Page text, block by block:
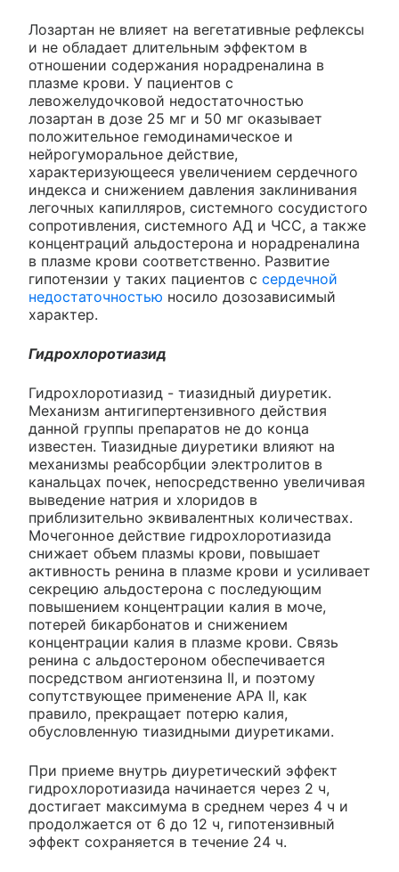
Лозартан не влияет на вегетативные рефлексы
и не обладает длительным эффектом в
отношении содержания норадреналина в
плазме крови. У пациентов с
левожелудочковой недостаточностью
лозартан в дозе 25 мг и 50 мг оказывает
положительное гемодинамическое и
нейрогуморальное действие,
характеризующееся увеличением сердечного
индекса и снижением давления заклинивания
легочных капилляров, системного сосудистого
сопротивления, системного АД и ЧСС, а также
концентраций альдостерона и норадреналина
в плазме крови соответственно. Развитие
гипотензии у таких пациентов с сердечной
недостаточностью носило дозозависимый
характер.
Гидрохлоротиазид
Гидрохлоротиазид - тиазидный диуретик.
Механизм антигипертензивного действия
данной группы препаратов не до конца
известен. Тиазидные диуретики влияют на
механизмы реабсорбции электролитов в
канальцах почек, непосредственно увеличивая
выведение натрия и хлоридов в
приблизительно эквивалентных количествах.
Мочегонное действие гидрохлоротиазида
снижает объем плазмы крови, повышает
активность ренина в плазме крови и усиливает
секрецию альдостерона с последующим
повышением концентрации калия в моче,
потерей бикарбонатов и снижением
концентрации калия в плазме крови. Связь
ренина с альдостероном обеспечивается
посредством ангиотензина II, и поэтому
сопутствующее применение АРА II, как
правило, прекращает потерю калия,
обусловленную тиазидными диуретиками.
При приеме внутрь диуретический эффект
гидрохлоротиазида начинается через 2 ч,
достигает максимума в среднем через 4 ч и
продолжается от 6 до 12 ч, гипотензивный
эффект сохраняется в течение 24 ч.